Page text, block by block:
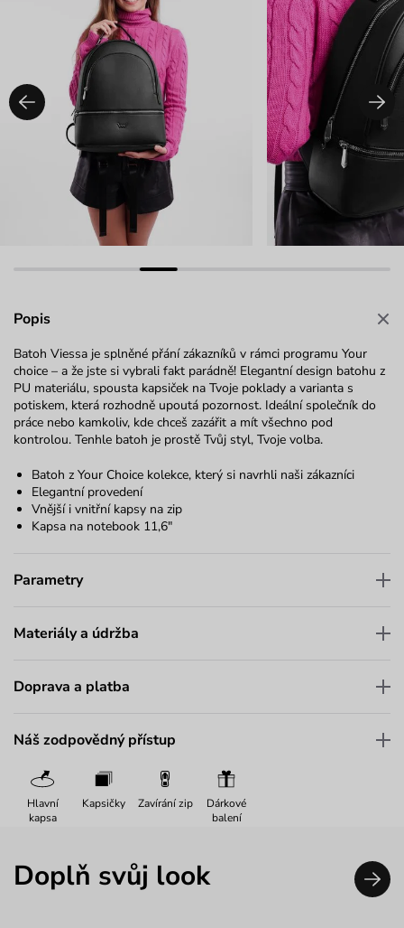
Popis
Batoh Viessa je splněné přání zákazníků v rámci programu Your
choice – a že jste si vybrali fakt parádně! Elegantní design batohu z
PU materiálu, spousta kapsiček na Tvoje poklady a varianta s
potiskem, která rozhodně upoutá pozornost. Ideální společník do
práce nebo kamkoliv, kde chceš zazářit a mít všechno pod
kontrolou. Tenhle batoh je prostě Tvůj styl, Tvoje volba.
Batoh z Your Choice kolekce, který si navrhli naši zákazníci
Elegantní provedení
Vnější i vnitřní kapsy na zip
Kapsa na notebook 11,6"
Parametry
Materiály a údržba
Doprava a platba
Náš zodpovědný přístup
Hlavní
kapsa
Kapsičky Zavírání zip
Dárkové
balení
Doplň svůj look